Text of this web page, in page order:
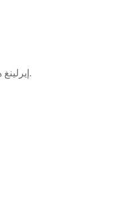
إيرلينغ هالاند، كيفين دي بروين، بوكايو ساكا وغانرز هم اللاعبون الأبرز الذين يمكن أن يغيروا مجريات المباراة.